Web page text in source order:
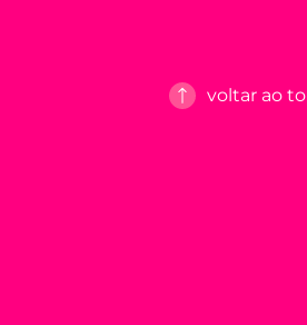
voltar ao